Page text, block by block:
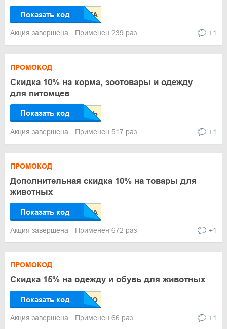
Показать код
Акция завершена Применен 239 раз +1
ПРОМОКОД
Скидка 10% на корма, зоотовары и одежду
для питомцев
Показать код
Акция завершена Применен 517 раз +1
ПРОМОКОД
Дополнительная скидка 10% на товары для
животных
Показать код
Акция завершена Применен 672 раз +1
ПРОМОКОД
Скидка 15% на одежду и обувь для животных
Показать код
Акция завершена Применен 66 раз +1